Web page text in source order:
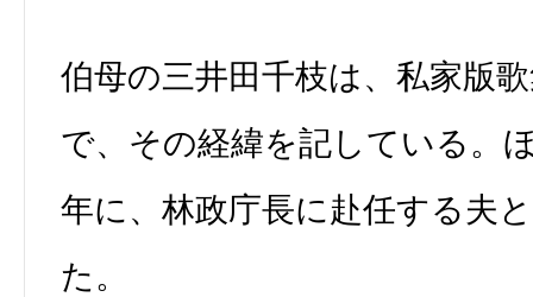
伯母の三井田千枝は、私家版
で、その経緯を記している。
年に、林政庁長に赴任する夫
た。